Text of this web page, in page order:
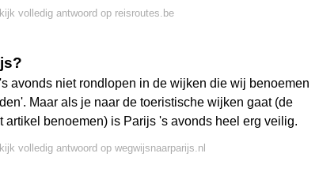
volledig antwoord op reisroutes.be
avonds niet rondlopen in de wijken die wij benoemen
Maar als je naar de toeristische wijken gaat (de
benoemen) is Parijs 's avonds heel erg veilig.
volledig antwoord op wegwijsnaarparijs.nl